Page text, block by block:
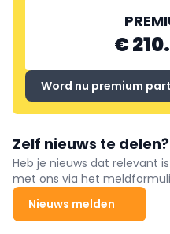
€
Word nu premium
Zelf nieuws te delen?
Heb je nieuws dat relevant
met ons via het
Nieuws melden